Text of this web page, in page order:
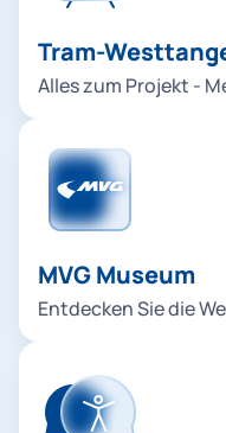
Tram-
Alles zum Projekt -
MVG Museum
Entdecken Sie die